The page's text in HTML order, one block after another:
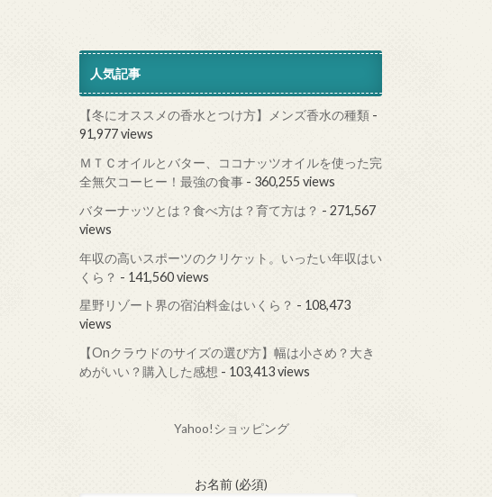
人気記事
【冬にオススメの香水とつけ方】メンズ香水の種類 -
91,977 views
ＭＴＣオイルとバター、ココナッツオイルを使った完
全無欠コーヒー！最強の食事 - 360,255 views
バターナッツとは？食べ方は？育て方は？ - 271,567
views
年収の高いスポーツのクリケット。いったい年収はい
くら？ - 141,560 views
星野リゾート界の宿泊料金はいくら？ - 108,473
views
【Onクラウドのサイズの選び方】幅は小さめ？大き
めがいい？購入した感想 - 103,413 views
Yahoo!ショッピング
お名前 (必須)